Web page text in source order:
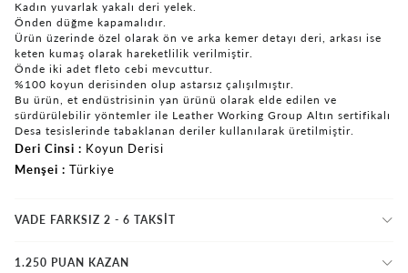
Kadın yuvarlak yakalı deri yelek.
Önden düğme kapamalıdır.
Ürün üzerinde özel olarak ön ve arka kemer detayı deri, arkası ise
keten kumaş olarak hareketlilik verilmiştir.
Önde iki adet fleto cebi mevcuttur.
%100 koyun derisinden olup astarsız çalışılmıştır.
Bu ürün, et endüstrisinin yan ürünü olarak elde edilen ve
sürdürülebilir yöntemler ile Leather Working Group Altın sertifikalı
Desa tesislerinde tabaklanan deriler kullanılarak üretilmiştir.
Deri Cinsi
Koyun Derisi
Menşei
Türkiye
VADE FARKSIZ 2 - 6 TAKSIT
1.250 PUAN KAZAN